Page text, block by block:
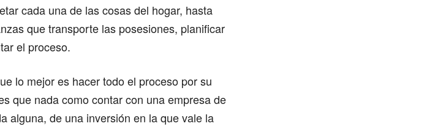
cada una de las cosas del hogar, hasta
que transporte las posesiones, planificar
el proceso.
lo mejor es hacer todo el proceso por su
que nada como contar con una empresa de
alguna, de una inversión en la que vale la